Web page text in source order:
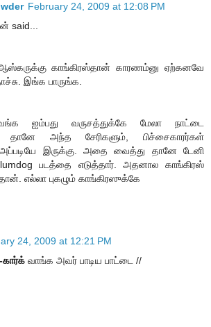
February 24, 2009 at 12:08 PM
said...
காங்கிரஸ்தான் காரணம்னு ஏற்கனவே
இங்க பாருங்க.
ஐம்பது வருசத்துக்கே மேலா நாட்டை
அந்த சேரிகளும், பிச்சைகாரர்கள்
இருக்கு. அதை வைத்து தானே டேனி
படத்தை எடுத்தார். அதனால காங்கிரஸ்
எல்லா புகழும் காங்கிரஸுக்கே
24, 2009 at 12:21 PM
வாங்க அவர் பாடிய பாட்டை //